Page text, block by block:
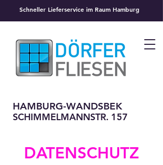
Schneller Lieferservice im Raum Hamburg
HAMBURG-WANDSBEK
SCHIMMELMANNSTR. 157
DATENSCHUTZ